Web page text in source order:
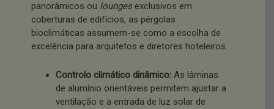
panorâmicos ou loungesexclusivos em
coberturas de edifícios, as pérgolas
bioclimáticas assumem-se como a escolha de
excelência para arquitetos e diretores hoteleiros.
Controlo climático dinâmico: As lâminas
de alumínio orientáveis permitem ajustar a
ventilação e a entrada de luz solar de